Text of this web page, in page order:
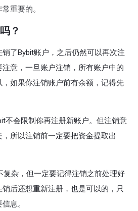
重要的。
？
了Bybit账户，之后仍然可以再次注
意，一旦账户注销，所有账户中的
如果你注销账户前有余额，记得先
不会限制你再注册新账户。但注销意
所以注销前一定要把资金提取出
复杂，但一定要记得注销之前处理好
后还想重新注册，也是可以的，只
息。